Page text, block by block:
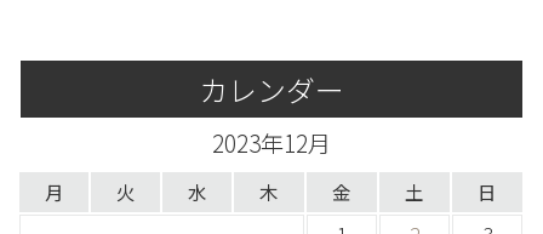
カレンダー
2023年12月
月 火 水 木 金 土 日